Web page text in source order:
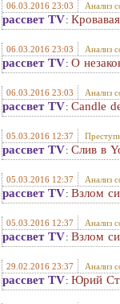
06.03.2016 23:03 Анализ
рассвет TV:
06.03.2016 23:03 Анализ
рассвет TV: О
06.03.2016 23:03 Анализ
рассвет TV: Candle
05.03.2016 12:37
рассвет TV: Слив в
05.03.2016 12:37 Анализ
рассвет TV: Взлом
05.03.2016 12:37 Анализ
рассвет TV: Взлом
29.02.2016 23:37 Анализ
рассвет TV: Юрий